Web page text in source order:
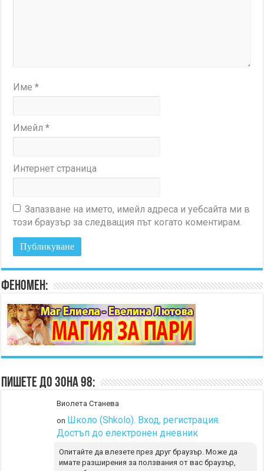
Име*
Имейл*
Интернет страница
Запазване на името, имейл адреса и уебсайта ми в
този браузър за следващия път когато коментирам.
Феномен:
Пишете до Зона 98:
Виолета Станева
on Школо (Shkolo). Вход, регистрация.
Достъп до електронен дневник
Опитайте да влезете през друг браузър. Може да
имате разширения за ползвания от вас браузър,